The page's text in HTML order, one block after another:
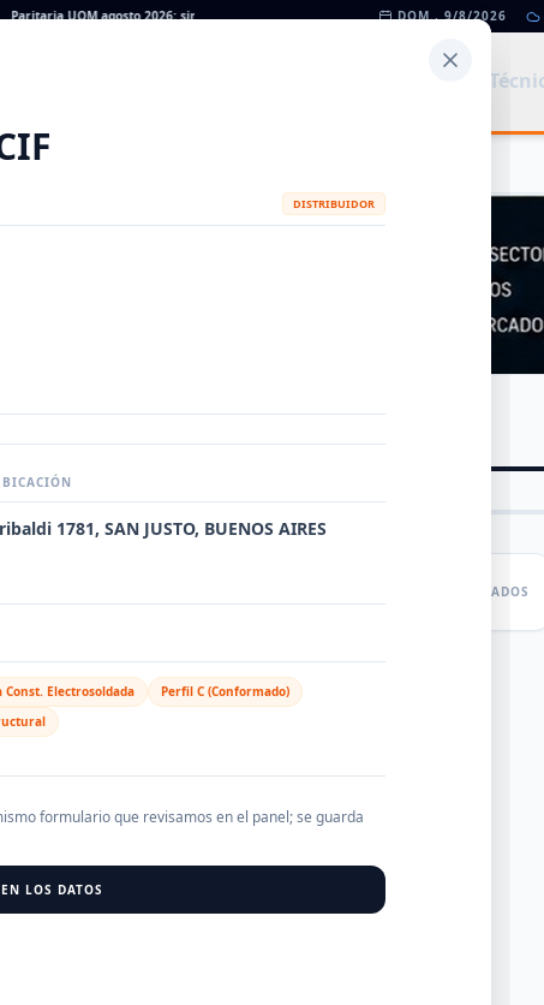
UOM agosto 2026: sin acuerdo, siguen vigentes los valores de abril • Día de
DOM., 9/8/2026
Datos
FABRICANTES
RESULTADOS
empresas.
DISTRIBUIDOR
1781, SAN JUSTO, BUENOS AIRES
Const. Electrosoldada
Perfil C (Conformado)
formulario que revisamos en el panel; se guarda
LOS DATOS